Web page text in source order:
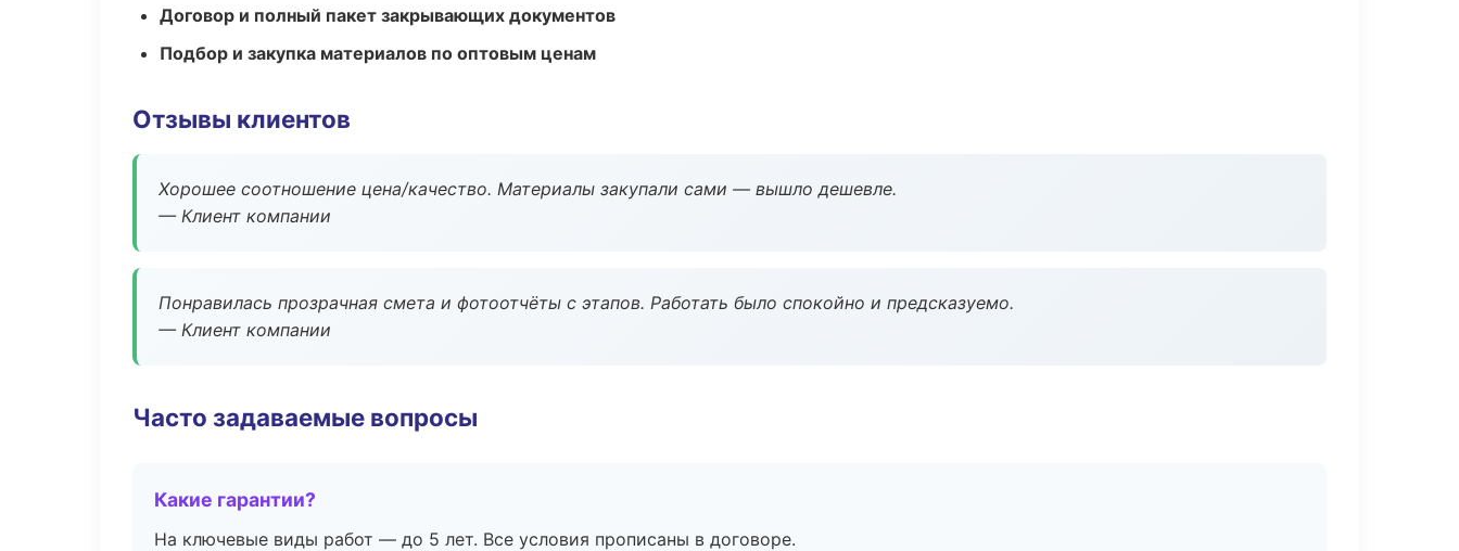
Договор и полный пакет закрывающих документов
Подбор и закупка материалов по оптовым ценам
Отзывы клиентов
Хорошее соотношение цена/качество. Материалы закупали сами — вышло дешевле.
— Клиент компании
Понравилась прозрачная смета и фотоотчёты с этапов. Работать было спокойно и предсказуемо.
— Клиент компании
Часто задаваемые вопросы
Какие гарантии?
На ключевые виды работ — до 5 лет. Все условия прописаны в договоре.